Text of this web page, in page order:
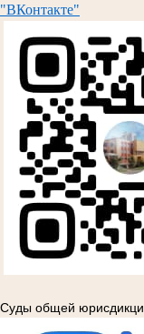
"ВКонтакте"
Суды общей